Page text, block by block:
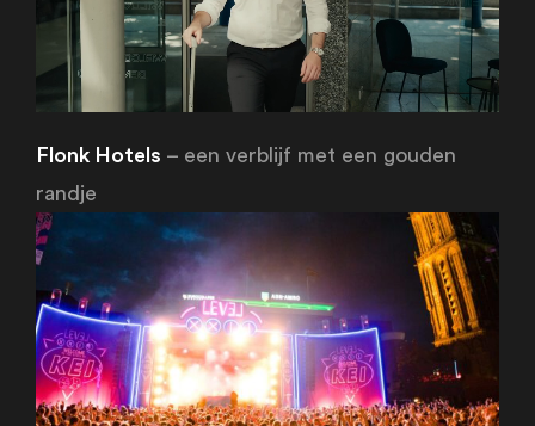
Flonk Hotels – een verblijf met een gouden
randje